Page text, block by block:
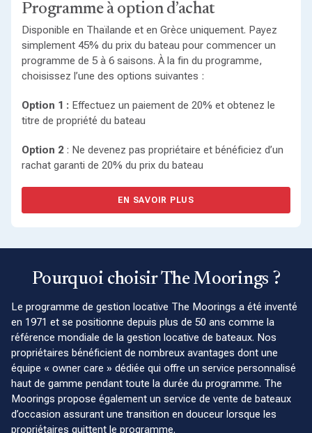
Programme à option d’achat
Disponible en Thaïlande et en Grèce uniquement. Payez
simplement 45% du prix du bateau pour commencer un
programme de 5 à 6 saisons. À la fin du programme,
choisissez l’une des options suivantes :
Option 1 : Effectuez un paiement de 20% et obtenez le
titre de propriété du bateau
Option 2 : Ne devenez pas propriétaire et bénéficiez d’un
rachat garanti de 20% du prix du bateau
EN SAVOIR PLUS
Pourquoi choisir The Moorings ?
Le programme de gestion locative The Moorings a été inventé
en 1971 et se positionne depuis plus de 50 ans comme la
référence mondiale de la gestion locative de bateaux. Nos
propriétaires bénéficient de nombreux avantages dont une
équipe « owner care » dédiée qui offre un service personnalisé
haut de gamme pendant toute la durée du programme. The
Moorings propose également un service de vente de bateaux
d’occasion assurant une transition en douceur lorsque les
propriétaires quittent le programme.